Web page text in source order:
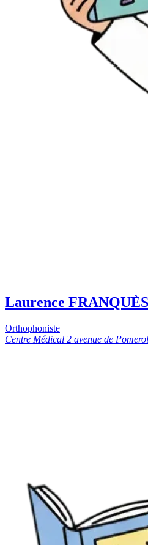
Laurence FRANQUÈS
Orthophoniste
Centre Médical 2 avenue de